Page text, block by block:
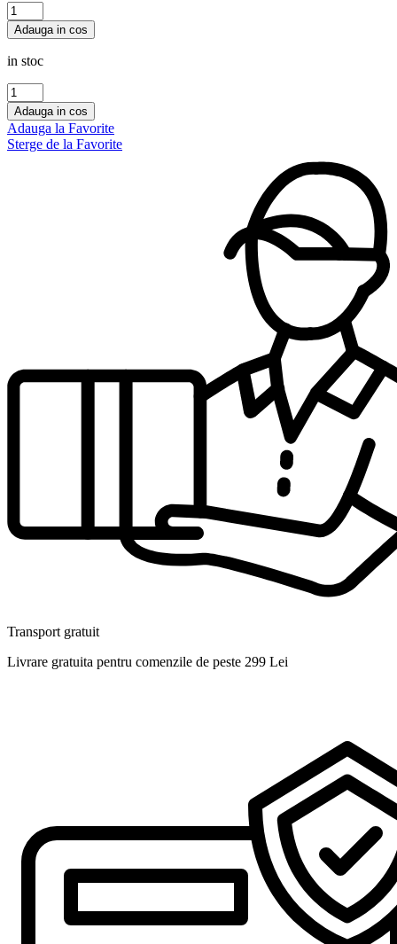
Cantitate
OLIVIA
Maison
Alhambra
ml,femei
Adauga in cos
in stoc
Cantitate
JORGE
DI
PROFONDO
Maison
Adauga in cos
Adauga la Favorite
Sterge de la Favorite
Transport gratuit
Livrare gratuita pentru comenzile de peste 299 Lei